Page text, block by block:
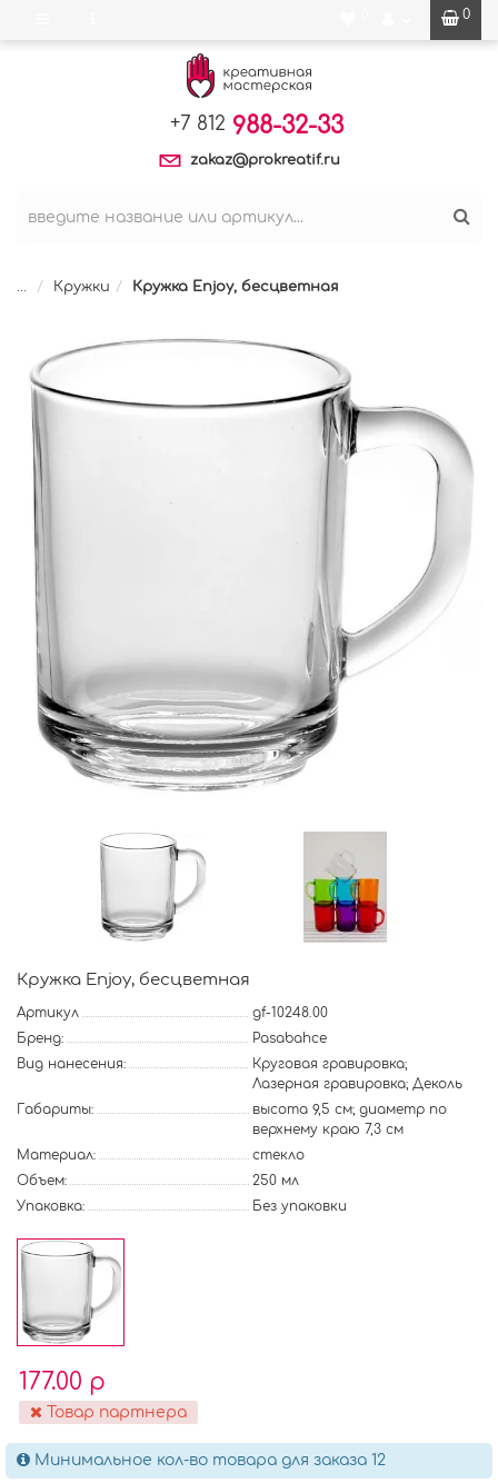
0
+7 812 988-32-33
zakaz@prokreatif.ru
... Кружки Кружка Enjoy, бесцветная
Кружка Enjoy, бесцветная
Артикул
gf-10248.00
Бренд:
Pasabahce
Вид нанесения:
Круговая гравировка;
Лазерная гравировка; Деколь
Габариты:
высота 9,5 см; диаметр по
верхнему краю 7,3 см
Материал:
стекло
Объем:
250 мл
Упаковка:
Без упаковки
177.00 р
Товар партнера
Минимальное кол-во товара для заказа 12